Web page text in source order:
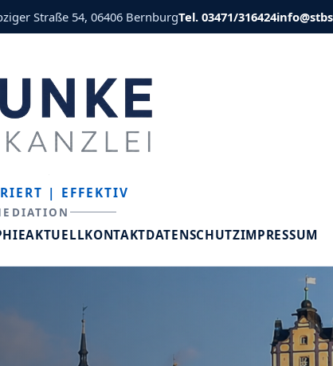
Straße 54, 06406 BernburgTel. 03471/316424
| EFFEKTIV
AKTUELLKONTAKTDATENSCHUTZIMPRESSUM